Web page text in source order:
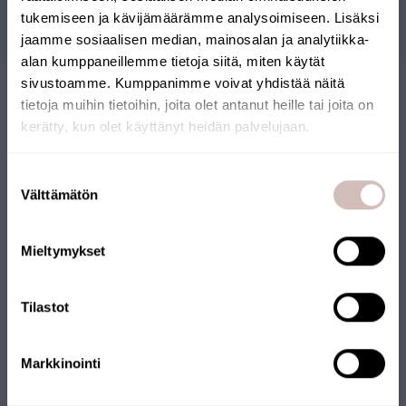
tukemiseen ja kävijämäärämme analysoimiseen. Lisäksi
jaamme sosiaalisen median, mainosalan ja analytiikka-
alan kumppaneillemme tietoja siitä, miten käytät
sivustoamme. Kumppanimme voivat yhdistää näitä
tietoja muihin tietoihin, joita olet antanut heille tai joita on
kerätty, kun olet käyttänyt heidän palvelujaan.
valinta
Välttämätön
Mieltymykset
Tilastot
Markkinointi
Frågor
Vår webbutik har tilldelats Nyckelflaggan. Webbutiken drivs av
Många av våra produkter har också Nyckelflaggan.
Leveransland